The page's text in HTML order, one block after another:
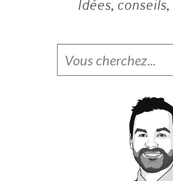
Idées,